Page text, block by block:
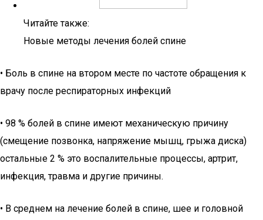
Читайте также:
Новые методы лечения болей спине
• Боль в спине на втором месте по частоте обращения к
врачу после респираторных инфекций
• 98 % болей в спине имеют механическую причину
(смещение позвонка, напряжение мышц, грыжа диска)
остальные 2 % это воспалительные процессы, артрит,
инфекция, травма и другие причины.
• В среднем на лечение болей в спине, шее и головной